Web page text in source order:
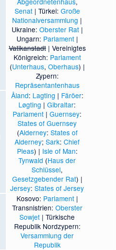
Senat| Türkei: Große
Nationalversammlung |
Ukraine: Oberster Rat|
Ungarn: Parlament|
Vatikanstadt| Vereinigtes
Königreich: Parlament
(Unterhaus, Oberhaus) |
Zypern:
Repräsentantenhaus
Åland: Lagting | Färöer:
Løgting |Gibraltar:
Parlament |Guernsey:
States of Guernsey
(Alderney: States of
Alderney;Sark:Chief
Pleas) | Isle of Man:
Tynwald (Haus der
Schlüssel,
Gesetzgebender Rat) |
Jersey:States of Jersey
Kosovo: Parlament|
Transnistrien: Oberster
Sowjet | Türkische
Republik Nordzypern:
Versammlung der
Republik